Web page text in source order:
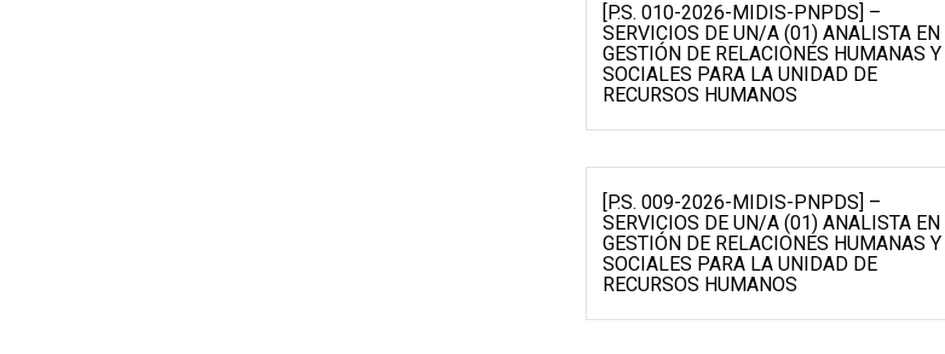
[P.S. 010-2026-MIDIS-PNPDS] –
SERVICIOS DE UN/A (01) ANALISTA EN
GESTIÓN DE RELACIONES HUMANAS Y
SOCIALES PARA LA UNIDAD DE
RECURSOS HUMANOS
[P.S. 009-2026-MIDIS-PNPDS] –
SERVICIOS DE UN/A (01) ANALISTA EN
GESTIÓN DE RELACIONES HUMANAS Y
SOCIALES PARA LA UNIDAD DE
RECURSOS HUMANOS